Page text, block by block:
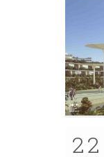
22